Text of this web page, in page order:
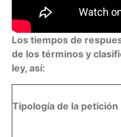
Los tiempos de
de los términos y
ley, así:
Tipología de la petición